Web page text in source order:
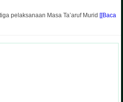
pelaksanaan Masa Ta’aruf Murid[[Baca